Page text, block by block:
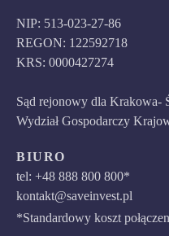
NIP: 513-023-27-86
REGON: 122592718
KRS: 0000427274
Sąd rejonowy dla Krakowa-
Wydział Gospodarczy
BIURO
tel: +48 888 800 800*
kontakt@saveinvest.pl
*Standardowy koszt